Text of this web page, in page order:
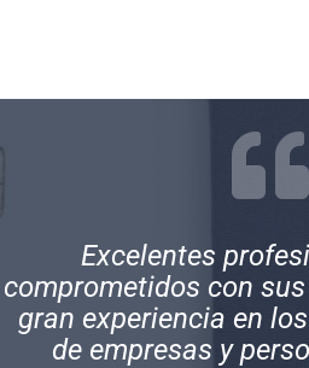
Excelentes
comprometidos con
gran experiencia en
de empresas y